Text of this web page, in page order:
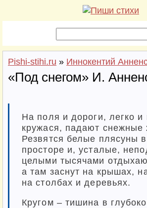
Pishi-stihi.ru » Иннокентий
«Под снегом» И.
На поля и дороги, легко
кружася, падают снежные
Резвятся белые плясуны
просторе и, усталые,
целыми тысячами
а там заснут на крышах,
на столбах и деревьях.
Кругом – тишина в